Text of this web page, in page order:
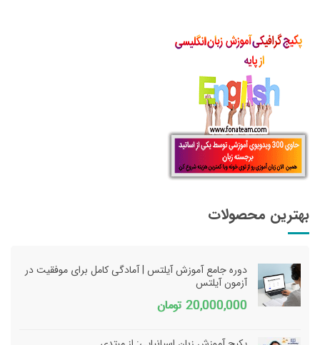
بهترین محصولات
دوره جامع آموزش آیلتس | آمادگی کامل برای موفقیت در
آزمون آیلتس
20,000,000 تومان